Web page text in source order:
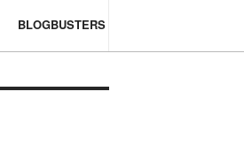
BLOGBUSTERS